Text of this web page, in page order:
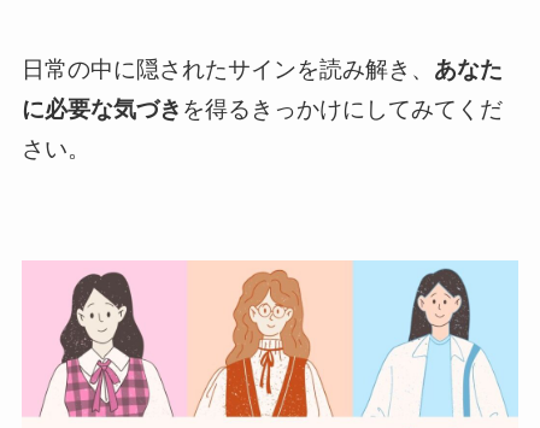
日常の中に隠されたサインを読み解き、 あなた
に必要な気づき を得るきっかけにしてみてくだ
さい。